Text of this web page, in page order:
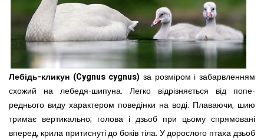
Лебідь-кликун (Cygnus cygnus) за розміром і забарвленням
схожий на лебедя-шипуна. Легко відрізняється від попе­
реднього виду характером по­ведінки на воді. Плаваючи, шию
тримає вертикально; го­лова і дзьоб при цьому спря­мовані
вперед, крила притис­нуті до боків тіла. У доросло­го птаха дзьоб